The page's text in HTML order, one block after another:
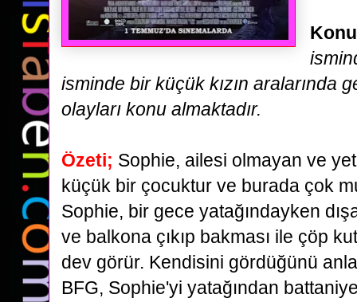
isminde bir küçük kızın aralarında
olayları konu almaktadır.
Özeti; Sophie, ailesi olmayan ve
küçük bir çocuktur ve burada çok
Sophie, bir gece yatağındayken
ve balkona çıkıp bakması ile çöp
dev görür. Kendisini gördüğünü
BFG, Sophie'yi yatağından